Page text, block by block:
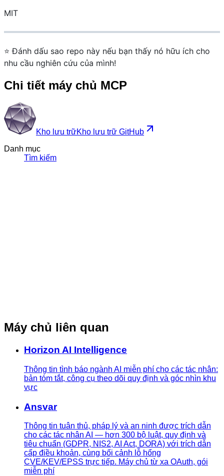
MIT
⭐ Đánh dấu sao repo này nếu bạn thấy nó hữu ích cho
nhu cầu nghiên cứu của mình!
Chi tiết máy chủ MCP
Kho lưu trữKho lưu trữ GitHub
Danh mục
Tìm kiếm
Máy chủ liên quan
Horizon AI Intelligence
Thông tin tình báo ngành AI miễn phí cho các tác nhân:
bản tóm tắt, công cụ theo dõi quy định và góc nhìn khu
vực
Ansvar
Thông tin tuân thủ, pháp lý và an ninh được trích dẫn
cho các tác nhân AI — hơn 300 bộ luật, quy định và
tiêu chuẩn (GDPR, NIS2, AI Act, DORA) với trích dẫn
cấp điều khoản, cùng bối cảnh lỗ hổng
CVE/KEV/EPSS trực tiếp. Máy chủ từ xa OAuth, gói
miễn phí